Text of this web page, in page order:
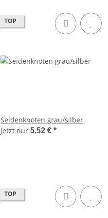
TOP
Seidenknoten grau/silber
jetzt nur 5,52 € *
TOP